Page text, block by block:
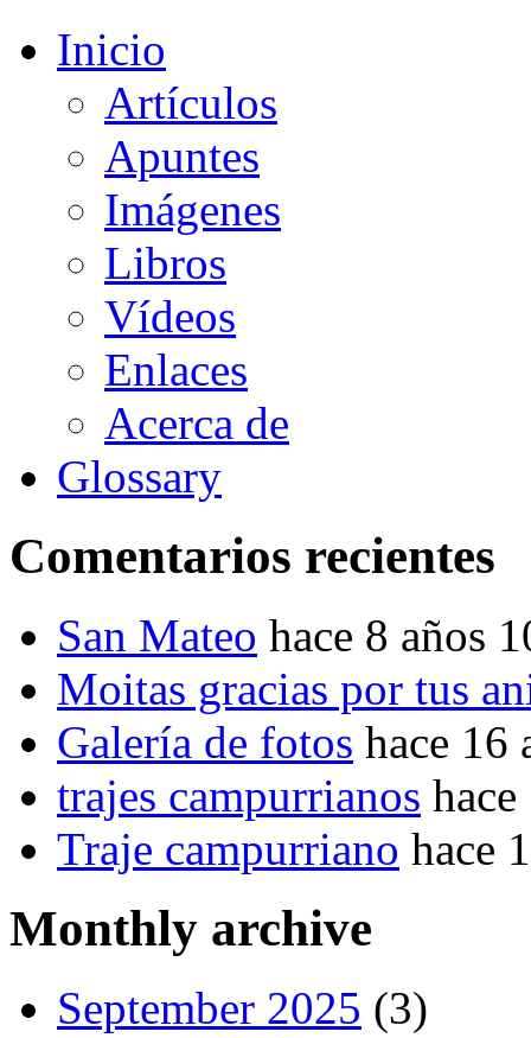
Inicio
Artículos
Apuntes
Imágenes
Libros
Vídeos
Enlaces
Acerca de
Glossary
Comentarios recientes
San Mateo hace 8 años
Moitas gracias por tus
Galería de fotos hace 16
trajes campurrianos
Traje campurriano hace
Monthly archive
September 2025 (3)